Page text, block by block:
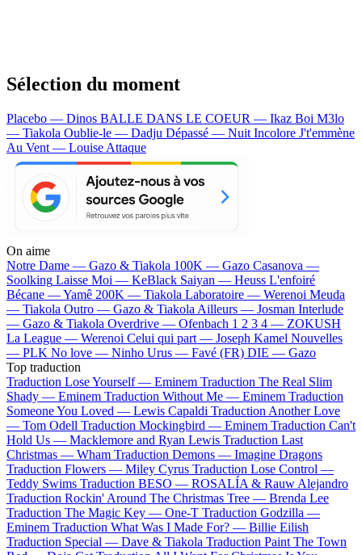
Sélection du moment
Placebo — Dinos BALLE DANS LE COEUR — Ikaz Boi M3lo
— Tiakola Oublie-le — Dadju Dépassé — Nuit Incolore J't'emmène
Au Vent — Louise Attaque
On aime
Notre Dame — Gazo & Tiakola 100K — Gazo Casanova —
Soolking Laisse Moi — KeBlack Saiyan — Heuss L'enfoiré
Bécane —Yamê 200K — Tiakola Laboratoire — Werenoi Meuda
— Tiakola Outro — Gazo & Tiakola Ailleurs — Josman Interlude
— Gazo & Tiakola Overdrive — Ofenbach 1 2 3 4 — ZOKUSH
La League — Werenoi Celui qui part — Joseph Kamel Nouvelles
— PLK No love — Ninho Urus — Favé (FR) DIE — Gazo
Top traduction
Traduction Lose Yourself — Eminem Traduction The Real Slim
Shady — Eminem Traduction Without Me — Eminem Traduction
Someone You Loved — Lewis Capaldi Traduction Another Love
— Tom Odell Traduction Mockingbird — Eminem Traduction Can't
Hold Us — Macklemore and Ryan Lewis Traduction Last
Christmas — Wham Traduction Demons — Imagine Dragons
Traduction Flowers — Miley Cyrus Traduction Lose Control —
Teddy Swims Traduction BESO — ROSALÍA & Rauw Alejandro
Traduction Rockin' Around The Christmas Tree — Brenda Lee
Traduction The Magic Key — One-T Traduction Godzilla —
Eminem Traduction What Was I Made For? — Billie Eilish
Traduction Special — Dave & Tiakola Traduction Paint The Town